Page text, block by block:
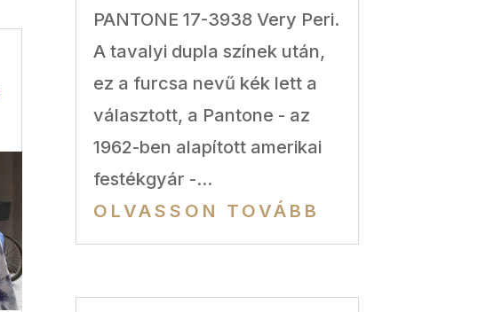
PANTONE 17-3938 Very Peri.
A tavalyi dupla színek után,
ez a furcsa nevű kék lett a
választott, a Pantone - az
1962-ben alapított amerikai
festékgyár -...
OLVASSON TOVÁBB